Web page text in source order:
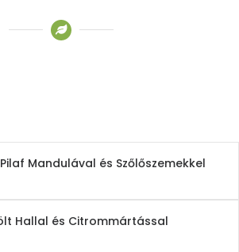
Mandulával és Szőlőszemekkel
Hallal és Citrommártással